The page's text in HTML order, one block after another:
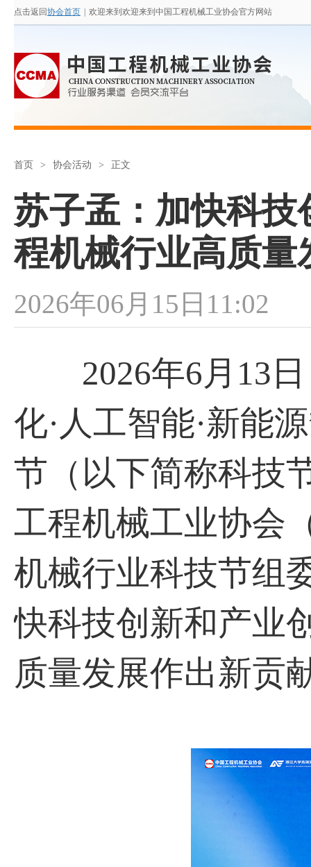
点击返回协会首页 欢迎来到欢迎来到中国工程机械工业协会官方网站
首页 > 协会活动 > 正文
苏子孟：加快科
程机械行业高质量
2026年06月15日11:02
2026年6月13日
化·人工智能·新能
节（以下简称科技
工程机械工业协会
机械行业科技节组
快科技创新和产业
质量发展作出新贡